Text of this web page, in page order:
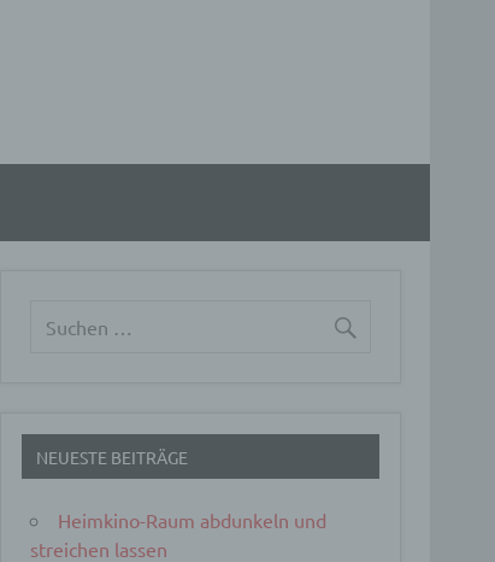
NEUESTE BEITRÄGE
Heimkino-Raum abdunkeln und
streichen lassen